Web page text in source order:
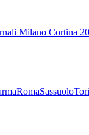
Milano Cortina
RomaSassuolo